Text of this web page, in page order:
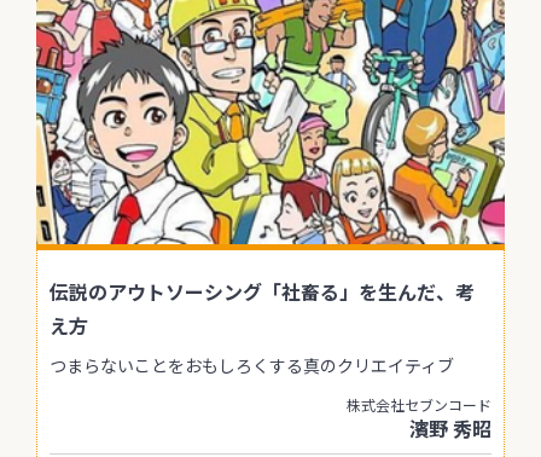
伝説のアウトソーシング「社畜る」を生んだ、考
え方
つまらないことをおもしろくする真のクリエイティブ
株式会社セブンコード
濱野 秀昭